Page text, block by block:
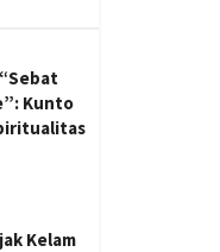
Kunto
Kelam